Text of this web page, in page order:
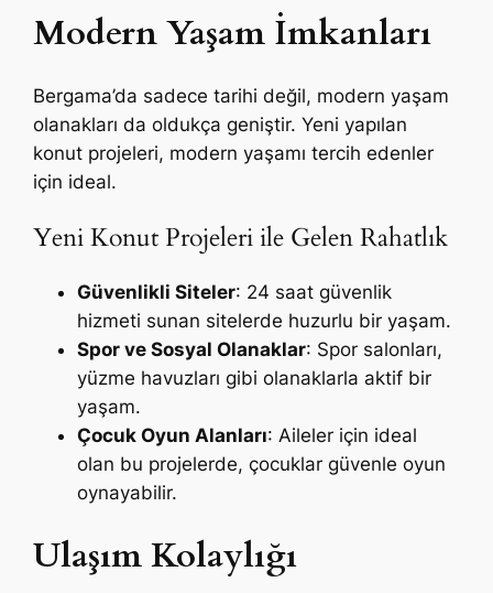
Modern Yaşam İmkanları
Bergama’da sadece tarihi değil, modern yaşam
olanakları da oldukça geniştir. Yeni yapılan
konut projeleri, modern yaşamı tercih edenler
için ideal.
Yeni Konut Projeleri ile Gelen Rahatlık
Güvenlikli Siteler: 24 saat güvenlik
hizmeti sunan sitelerde huzurlu bir yaşam.
Spor ve Sosyal Olanaklar: Spor salonları,
yüzme havuzları gibi olanaklarla aktif bir
yaşam.
Çocuk Oyun Alanları: Aileler için ideal
olan bu projelerde, çocuklar güvenle oyun
oynayabilir.
Ulaşım Kolaylığı